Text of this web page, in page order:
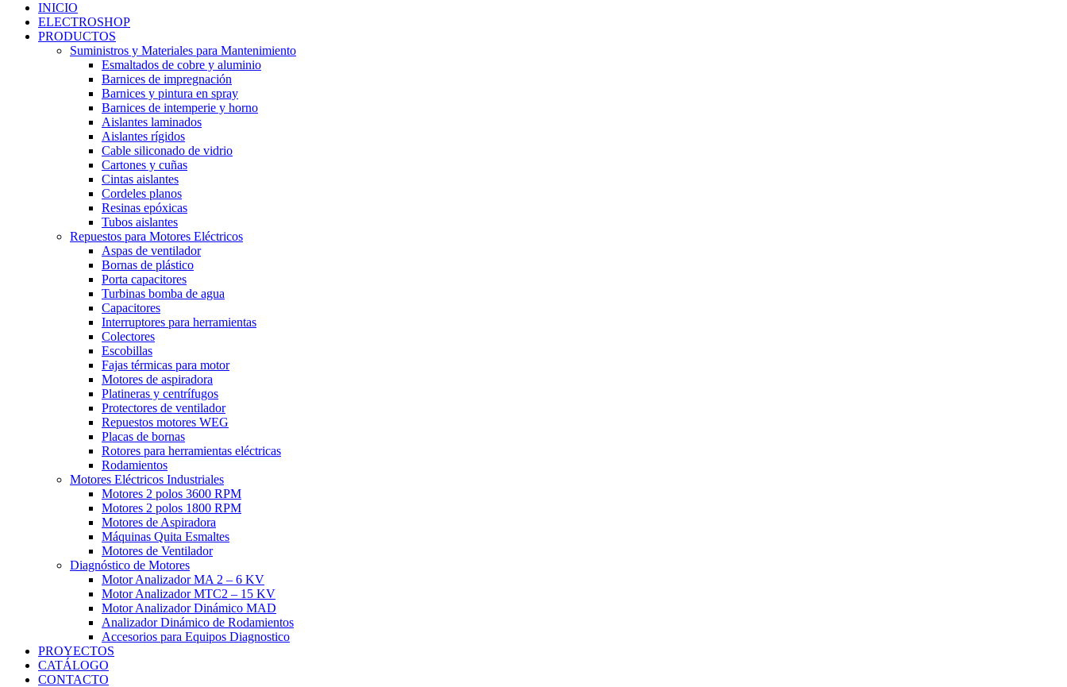
INICIO
ELECTROSHOP
PRODUCTOS
Suministros y Materiales para Mantenimiento
Esmaltados de cobre y aluminio
Barnices de impregnación
Barnices y pintura en spray
Barnices de intemperie y horno
Aislantes laminados
Aislantes rígidos
Cable siliconado de vidrio
Cartones y cuñas
Cintas aislantes
Cordeles planos
Resinas epóxicas
Tubos aislantes
Repuestos para Motores Eléctricos
Aspas de ventilador
Bornas de plástico
Porta capacitores
Turbinas bomba de agua
Capacitores
Interruptores para herramientas
Colectores
Escobillas
Fajas térmicas para motor
Motores de aspiradora
Platineras y centrífugos
Protectores de ventilador
Repuestos motores WEG
Placas de bornas
Rotores para herramientas eléctricas
Rodamientos
Motores Eléctricos Industriales
Motores 2 polos 3600 RPM
Motores 2 polos 1800 RPM
Motores de Aspiradora
Máquinas Quita Esmaltes
Motores de Ventilador
Diagnóstico de Motores
Motor Analizador MA 2 – 6 KV
Motor Analizador MTC2 – 15 KV
Motor Analizador Dinámico MAD
Analizador Dinámico de Rodamientos
Accesorios para Equipos Diagnostico
PROYECTOS
CATÁLOGO
CONTACTO